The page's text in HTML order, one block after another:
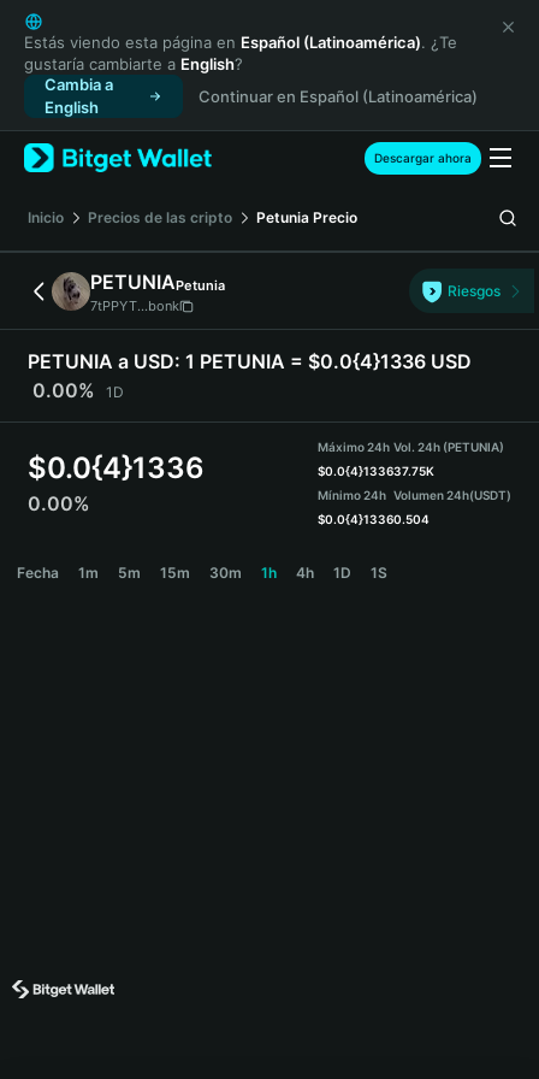
English
日本語
Tiếng Việt
Русский
Español (Latinoamérica)
Türkçe
Français
Deutsch
简体中文
繁體中文
Português (Portugal)
Bahasa Indonesia
ภาษาไทย
हिन्दी
Español
Português (Brasil)
Estás viendo esta página en Español (Latinoamérica). ¿Te
gustaría cambiarte a English?
Cambia a
English
Continuar en Español (Latinoamérica)
Descargar ahora
Inicio Precios de las cripto Petunia Precio
PETUNIAPetunia
7tPPYT...bonk
Riesgos
PETUNIA a USD: 1 PETUNIA = $0.0{4}1336 USD
0.00%
1D
$0.0{4}1336
0.00%
Máximo 24h
$0.0{4}1336
Mínimo 24h
$0.0{4}1336
Vol. 24h (PETUNIA)
37.75K
Volumen 24h(USDT)
0.504
Fecha 1m 5m 15m 30m 1h 4h 1D 1S